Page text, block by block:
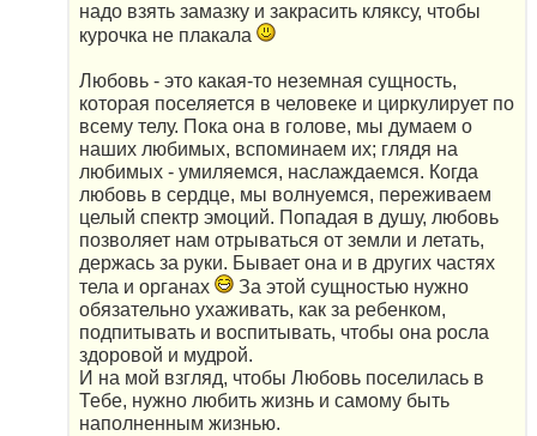
надо взять замазку и закрасить кляксу, чтобы
курочка не плакала
Любовь - это какая-то неземная сущность,
которая поселяется в человеке и циркулирует по
всему телу. Пока она в голове, мы думаем о
наших любимых, вспоминаем их; глядя на
любимых - умиляемся, наслаждаемся. Когда
любовь в сердце, мы волнуемся, переживаем
целый спектр эмоций. Попадая в душу, любовь
позволяет нам отрываться от земли и летать,
держась за руки. Бывает она и в других частях
тела и органах
За этой сущностью нужно
обязательно ухаживать, как за ребенком,
подпитывать и воспитывать, чтобы она росла
здоровой и мудрой.
И на мой взгляд, чтобы Любовь поселилась в
Тебе, нужно любить жизнь и самому быть
наполненным жизнью.